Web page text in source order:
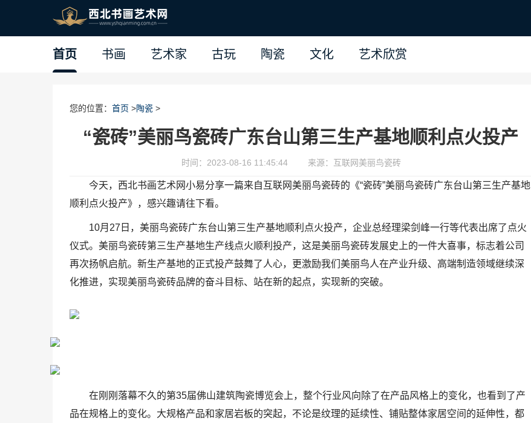
首页 书画 艺术家 古玩 陶瓷 文化 艺术欣赏
您的位置： 首页 >陶瓷 >
“瓷砖”美丽鸟瓷砖广东台山第三生产基地顺利点火投产
时间：2023-08-16 11:45:44 来源：互联网美丽鸟瓷砖
今天，西北书画艺术网小易分享一篇来自互联网美丽鸟瓷砖的《“瓷砖”美丽鸟瓷砖广东台山第三生产基地
顺利点火投产》，感兴趣请往下看。
10月27日，美丽鸟瓷砖广东台山第三生产基地顺利点火投产，企业总经理梁剑峰一行等代表出席了点火
仪式。美丽鸟瓷砖第三生产基地生产线点火顺利投产，这是美丽鸟瓷砖发展史上的一件大喜事，标志着公司
再次扬帆启航。新生产基地的正式投产鼓舞了人心，更激励我们美丽鸟人在产业升级、高端制造领域继续深
化推进，实现美丽鸟瓷砖品牌的奋斗目标、站在新的起点，实现新的突破。
在刚刚落幕不久的第35届佛山建筑陶瓷博览会上，整个行业风向除了在产品风格上的变化，也看到了产
品在规格上的变化。大规格产品和家居岩板的突起，不论是纹理的延续性、铺贴整体家居空间的延伸性，都